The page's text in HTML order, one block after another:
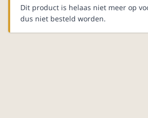
Dit product is helaas niet meer op
dus niet besteld worden.